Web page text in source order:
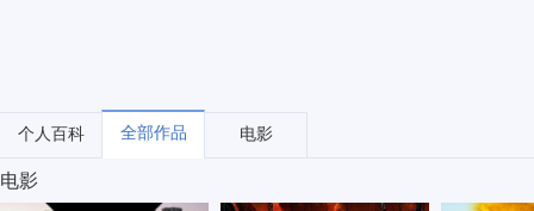
个人百科 全部作品 电影
电影